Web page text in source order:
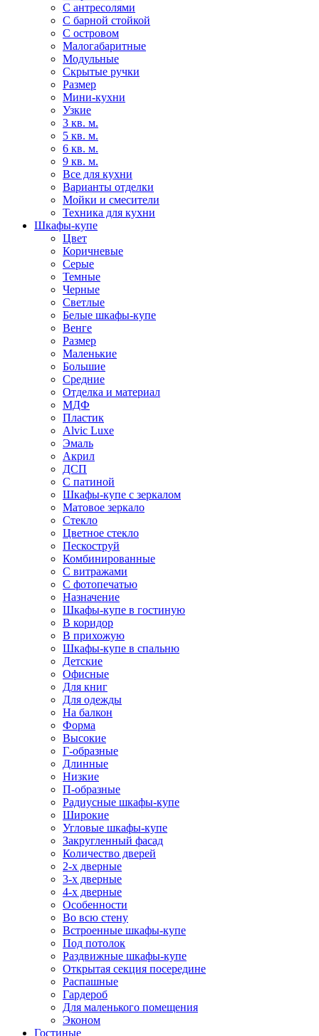
С антресолями
С барной стойкой
С островом
Малогабаритные
Модульные
Скрытые ручки
Размер
Мини-кухни
Узкие
3 кв. м.
5 кв. м.
6 кв. м.
9 кв. м.
Все для кухни
Варианты отделки
Мойки и смесители
Техника для кухни
Шкафы-купе
Цвет
Коричневые
Серые
Темные
Черные
Светлые
Белые шкафы-купе
Венге
Размер
Маленькие
Большие
Средние
Отделка и материал
МДФ
Пластик
Alvic Luxe
Эмаль
Акрил
ДСП
С патиной
Шкафы-купе с зеркалом
Матовое зеркало
Стекло
Цветное стекло
Пескоструй
Комбинированные
С витражами
С фотопечатью
Назначение
Шкафы-купе в гостиную
В коридор
В прихожую
Шкафы-купе в спальню
Детские
Офисные
Для книг
Для одежды
На балкон
Форма
Высокие
Г-образные
Длинные
Низкие
П-образные
Радиусные шкафы-купе
Широкие
Угловые шкафы-купе
Закругленный фасад
Количество дверей
2-х дверные
3-х дверные
4-х дверные
Особенности
Во всю стену
Встроенные шкафы-купе
Под потолок
Раздвижные шкафы-купе
Открытая секция посередине
Распашные
Гардероб
Для маленького помещения
Эконом
Гостиные